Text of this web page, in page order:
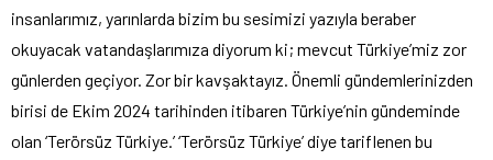
insanlarımız, yarınlarda bizim bu sesimizi yazıyla beraber
okuyacak vatandaşlarımıza diyorum ki; mevcut Türkiye’miz zor
günlerden geçiyor. Zor bir kavşaktayız. Önemli gündemlerinizden
birisi de Ekim 2024 tarihinden itibaren Türkiye’nin gündeminde
olan ‘Terörsüz Türkiye.’ ‘Terörsüz Türkiye’ diye tariflenen bu